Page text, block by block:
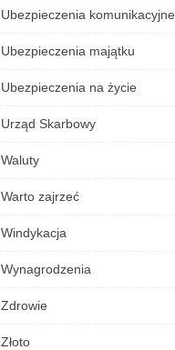
Ubezpieczenia komunikacyjne
Ubezpieczenia majątku
Ubezpieczenia na życie
Urząd Skarbowy
Waluty
Warto zajrzeć
Windykacja
Wynagrodzenia
Zdrowie
Złoto